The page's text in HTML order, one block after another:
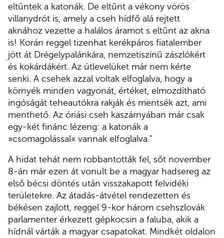
eltűntek a katonák. De eltűnt a vékony vörös
villanydrót is, amely a cseh hídfő alá rejtett
aknához vezette a halálos áramot s eltűnt az akna
is! Korán reggel tizenhat kerékpáros fiatalember
jött át Drégelypalánkára, nemzetiszínű zászlókért
és kokárdákért. Az útlevelüket már nem kérte
senki. A csehek azzal voltak elfoglalva, hogy a
környék minden vagyonát, értéket, elmozdítható
ingóságát teheautókra rakják és mentsék azt, ami
menthető. Az óriási cseh kaszárnyában már csak
egy-két finánc lézeng: a katonák a
»csomagolással« vannak elfoglalva.”
A hidat tehát nem robbantották fel, sőt november
8-án már ezen át vonult be a magyar hadsereg az
első bécsi döntés után visszakapott felvidéki
területekre. Az átadás-átvétel rendezetten és
békésen zajlott, reggel 9-kor három csehszlovák
parlamenter érkezett gépkocsin a faluba, akik a
hídnál várták a magyar csapatokat. Mindkét oldalon